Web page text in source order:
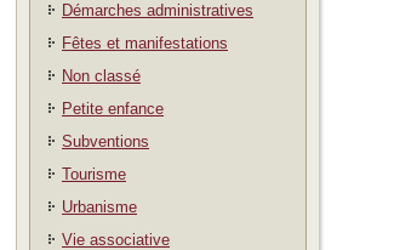
Démarches administratives
Fêtes et manifestations
Non classé
Petite enfance
Subventions
Tourisme
Urbanisme
Vie associative